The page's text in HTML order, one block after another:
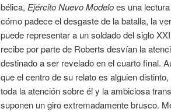
bélica, Ejército Nuevo Modeloes una lectura
cómo padece el desgaste de la batalla, la
puede representar a un soldado del siglo
recibe por parte de Roberts desvían la
destinado a ser revelado en el cuarto final.
que el centro de su relato es alguien
toda la atención sobre él y la ambiciosa
suponen un giro extremadamente brusco.